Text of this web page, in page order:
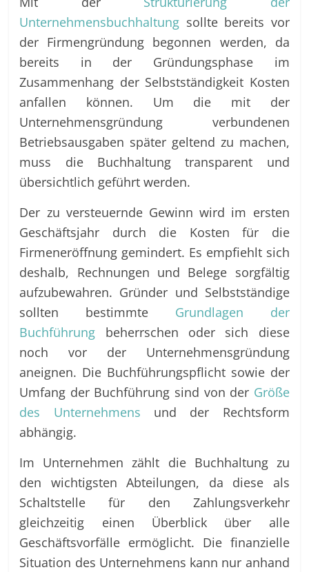
Unternehmensbuchhaltung sollte bereits vor
der Firmengründung begonnen werden, da
bereits in der Gründungsphase im
Zusammenhang der Selbstständigkeit Kosten
anfallen können. Um die mit der
Unternehmensgründung verbundenen
Betriebsausgaben später geltend zu machen,
muss die Buchhaltung transparent und
übersichtlich geführt werden.
Der zu versteuernde Gewinn wird im ersten
Geschäftsjahr durch die Kosten für die
Firmeneröffnung gemindert. Es empfiehlt sich
deshalb, Rechnungen und Belege sorgfältig
aufzubewahren. Gründer und Selbstständige
sollten bestimmte Grundlagen der
Buchführung beherrschen oder sich diese
noch vor der Unternehmensgründung
aneignen. Die Buchführungspflicht sowie der
Umfang der Buchführung sind von der Größe
des Unternehmens und der Rechtsform
abhängig.
Im Unternehmen zählt die Buchhaltung zu
den wichtigsten Abteilungen, da diese als
Schaltstelle für den Zahlungsverkehr
gleichzeitig einen Überblick über alle
Geschäftsvorfälle ermöglicht. Die finanzielle
Situation des Unternehmens kann nur anhand